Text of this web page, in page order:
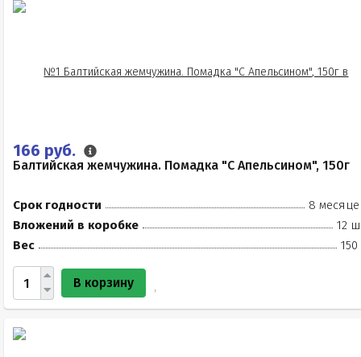
166 руб.
Балтийская жемчужина. Помадка "С Апельсином", 150г
Срок годности
8
Вложений в коробке
12
Вес
150
В корзину